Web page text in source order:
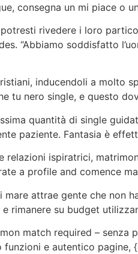
consegna un mi piace o
rivedere i loro
“Abbiamo soddisfatto
inducendoli a molto
tu nero single, e questo
quantità di single
paziente. Fantasia è
ispiratrici,
a profile and comence
attrae gente che non
rimanere su budget
match required –
e autentico